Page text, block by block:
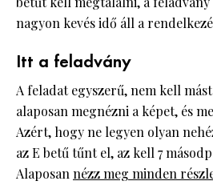
nagyon kevés idő áll a
Itt a feladvány
A feladat egyszerű, nem kell
alaposan megnézni a képet, és
Azért, hogy ne legyen olyan
az E betű tűnt el, az kell 7
Alaposannézz meg minden